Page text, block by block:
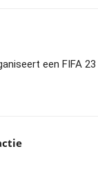
een FIFA 23